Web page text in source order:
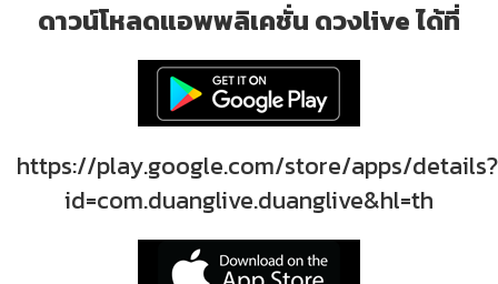
ดาวน์โหลดแอพพลิเคชั่น ดวงlive ได้ที่
https://play.google.com/store/apps/details?
id=com.duanglive.duanglive&hl=th